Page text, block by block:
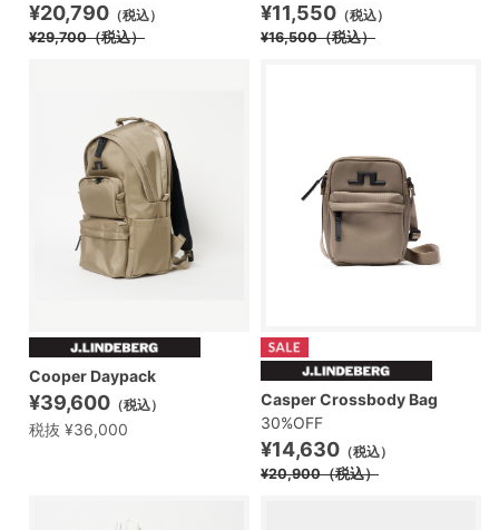
¥20,790 （税込）
¥29,700（税込）
¥11,550 （税込）
¥16,500（税込）
Cooper Daypack
¥39,600 （税込）
税抜 ¥36,000
Casper Crossbody Bag
30%OFF
¥14,630 （税込）
¥20,900（税込）